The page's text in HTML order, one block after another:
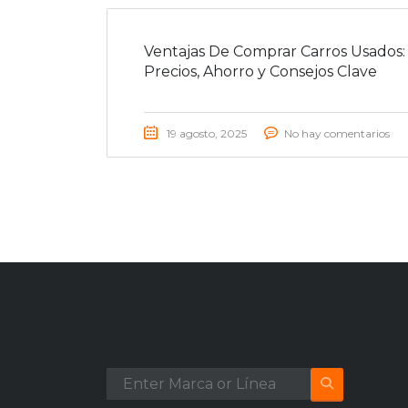
Ventajas De Comprar Carros Usados:
Precios, Ahorro y Consejos Clave
19 agosto, 2025 No hay comentarios